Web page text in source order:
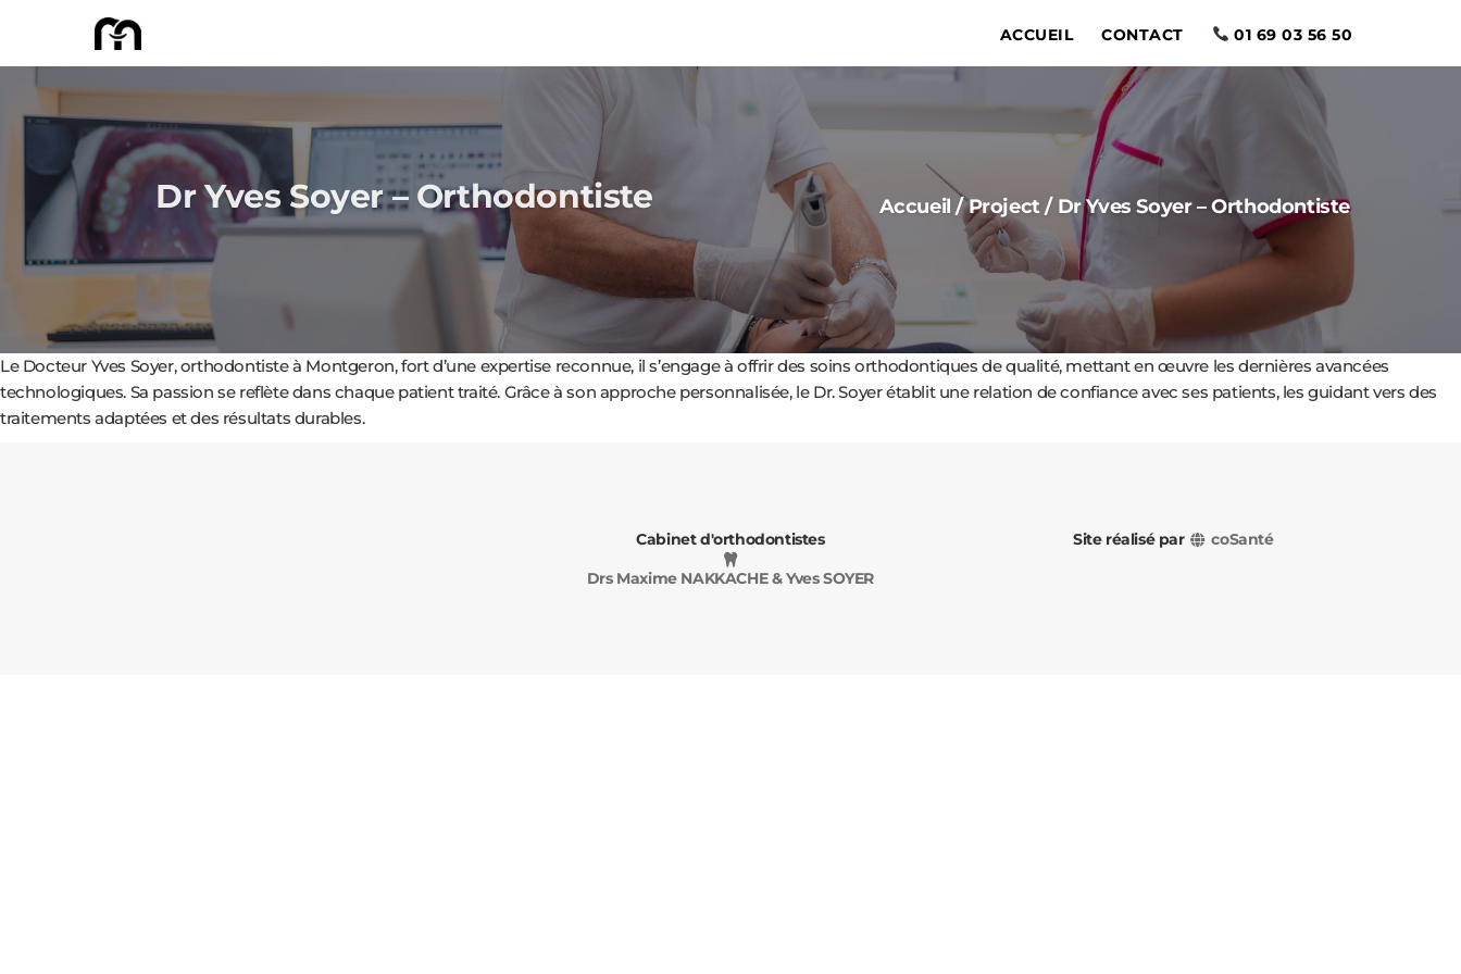
ACCUEIL CONTACT 01 69 03 56 50
Dr Yves Soyer – Orthodontiste Accueil / Project / Dr Yves Soyer – Orthodontiste
Le Docteur Yves Soyer, orthodontiste à Montgeron, fort d’une expertise reconnue, il s’engage à offrir des soins orthodontiques de qualité, mettant en œuvre les dernières avancées
technologiques. Sa passion se reflète dans chaque patient traité. Grâce à son approche personnalisée, le Dr. Soyer établit une relation de confiance avec ses patients, les guidant vers des
traitements adaptées et des résultats durables.
Cabinet d'orthodontistes
Drs Maxime NAKKACHE & Yves SOYER
Site réalisé par coSanté